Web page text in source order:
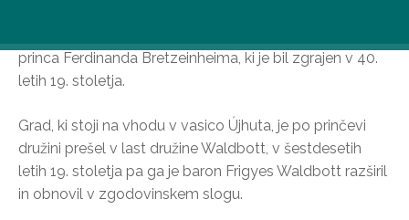
princa Ferdinanda Bretzeinheima, ki je bil zgrajen v 40.
letih 19. stoletja.
Grad, ki stoji na vhodu v vasico Újhuta, je po prinčevi
družini prešel v last družine Waldbott, v šestdesetih
letih 19. stoletja pa ga je baron Frigyes Waldbott razširil
in obnovil v zgodovinskem slogu.